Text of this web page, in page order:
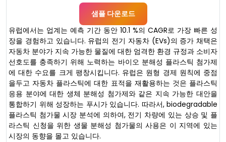
샘플 다운로드
유럽에서는 업계는 예측 기간 동안 10.1 %의 CAGR로 가장 빠른 성
장을 경험하고 있습니다. 유럽의 전기 자동차 (EVs)의 증가 채택은
자동차 분야가 지속 가능한 물질에 대한 엄격한 환경 규정과 소비자
선호도를 충족하기 위해 노력하는 바이오 분해성 플라스틱 첨가제
에 대한 수요를 크게 팽창시킵니다. 유럽은 원형 경제 원칙에 중점
을두고 자동차 플라스틱에 대한 표적을 재활용하는 것은 플라스틱
응용 분야에 대한 생체 분해성 첨가제와 같은 지속 가능한 대안을
통합하기 위해 성장하는 푸시가 있습니다. 따라서, biodegradable
플라스틱 첨가물 시장 분석에 의하여, 전기 차량에 있는 상승 및 플
라스틱 신청을 위한 생물 분해성 첨가물의 사용은 이 지역에 있는
시장의 동향을 몰고 있습니다.